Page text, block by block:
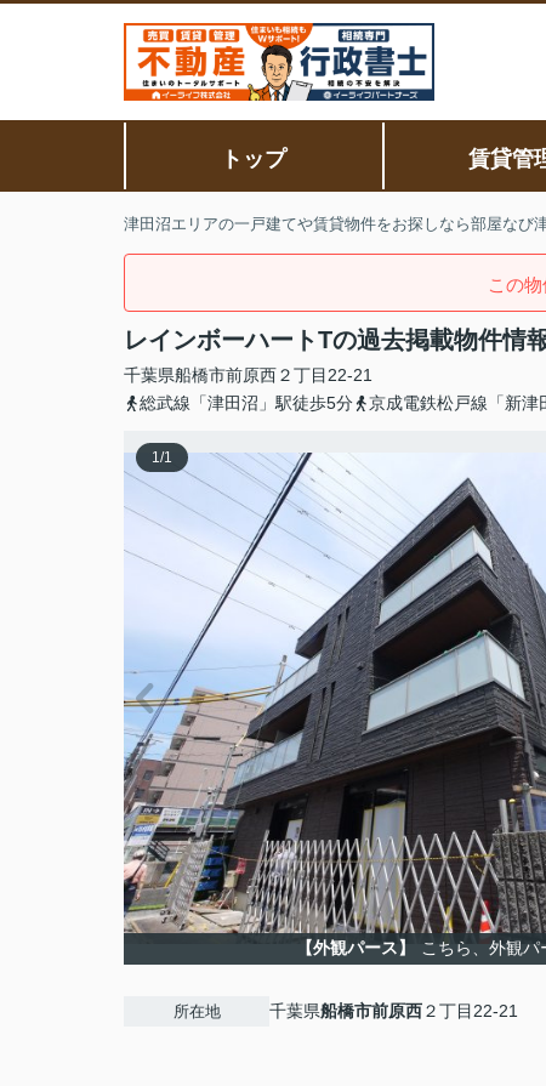
トップ 賃貸管
津田沼エリアの一戸建てや賃貸物件をお探しなら部屋なび
この
レインボーハートTの過去掲載物件情
千葉県船橋市前原西２丁目22-21
総武線「津田沼」駅徒歩5分
京成電鉄松戸線「新津
1/1
【外観パース】 こちら、外観パ
所在地 千葉県船橋市前原西２丁目22-21